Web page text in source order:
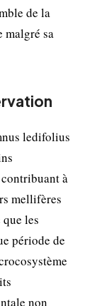
de la
malgré sa
ledifolius
à
mellifères
les
période de
non